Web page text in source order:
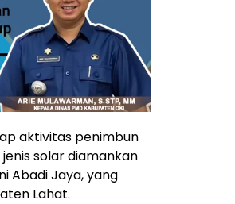
aktivitas penimbun
solar diamankan
Abadi Jaya, yang
Lahat.